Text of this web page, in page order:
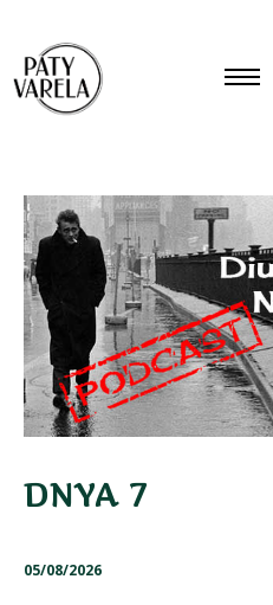
DNYA 7
05/08/2026